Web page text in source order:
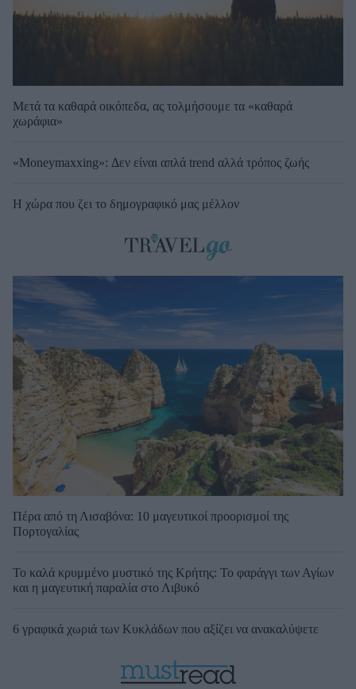
Μετά τα καθαρά οικόπεδα, ας τολμήσουμε τα «καθαρά
χωράφια»
«Moneymaxxing»: Δεν είναι απλά trend αλλά τρόπος ζωής
Η χώρα που ζει το δημογραφικό μας μέλλον
Πέρα από τη Λισαβόνα: 10 μαγευτικοί προορισμοί της
Πορτογαλίας
Το καλά κρυμμένο μυστικό της Κρήτης: Το φαράγγι των Αγίων
και η μαγευτική παραλία στο Λιβυκό
6 γραφικά χωριά των Κυκλάδων που αξίζει να ανακαλύψετε